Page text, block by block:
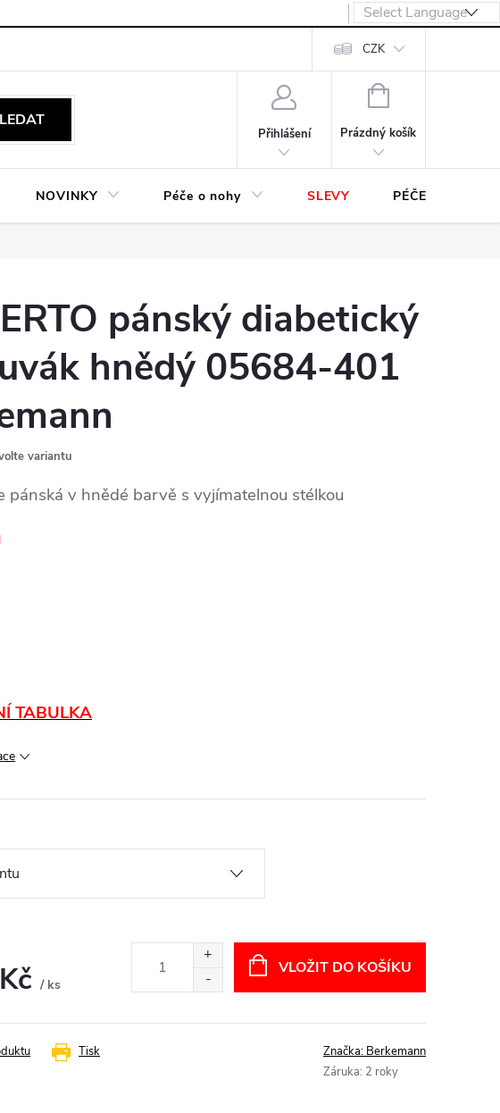
CZK
Přihlášení
NÁKUPNÍ
Prázdný košík
NOVINKY Péče o nohy SLEVY PÉČE O OBUV
pánský diabetický
hnědý 05684-401
variantu
pánská v hnědé barvě s vyjímatelnou stélkou
TABULKA
/ ks
VLOŽIT DO KOŠÍKU
Tisk Značka: Berkemann
Záruka: 2 roky